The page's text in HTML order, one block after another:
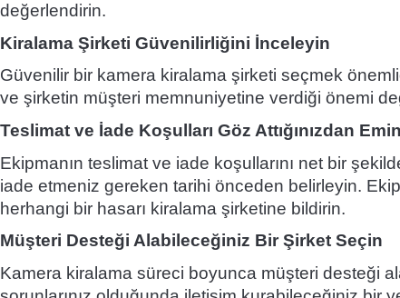
değerlendirin.
Kiralama Şirketi Güvenilirliğini İnceleyin
Güvenilir bir kamera kiralama şirketi seçmek
ve şirketin müşteri memnuniyetine verdiği önemi
Teslimat ve İade Koşulları Göz Attığınızdan
Ekipmanın teslimat ve iade koşullarını net bir
iade etmeniz gereken tarihi önceden belirleyin.
herhangi bir hasarı kiralama şirketine bildirin.
Müşteri Desteği Alabileceğiniz Bir Şirket Seçin
Kamera kiralama süreci boyunca müşteri desteği